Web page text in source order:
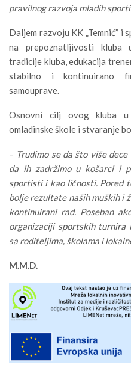
pravilnog razvoja mladih
Daljem razvoju KK „Temnić”
na prepoznatljivosti kluba
tradicije kluba, edukacija
stabilno i kontinuirano
samouprave.
Osnovni cilj ovog kluba
omladinske škole i stvaranje
– Trudimo se da što više
da ih zadržimo u košarci i
sportisti i kao ličnosti. Pored
bolje rezultate naših muških i
kontinuirani rad. Poseban
organizaciji sportskih turnira
sa roditeljima, školama i
M.M.D.